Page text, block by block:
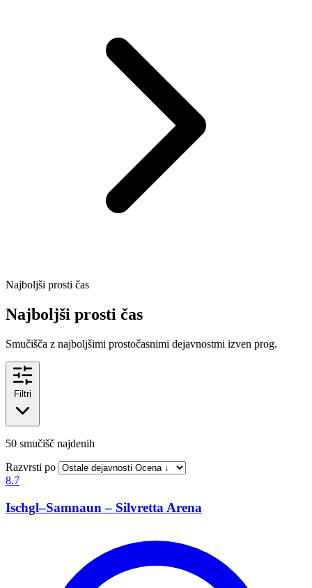
Najboljši prosti čas
Najboljši prosti čas
Smučišča z najboljšimi prostočasnimi dejavnostmi izven prog.
Filtri
50 smučišč najdenih
Razvrsti po
8.7
Ischgl–Samnaun – Silvretta Arena